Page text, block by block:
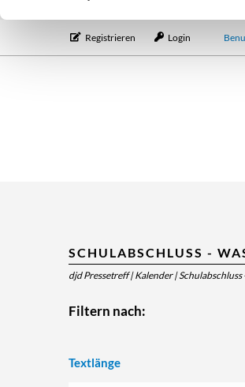
Registrieren Login
SCHULABSCHLUSS -
djd Pressetreff|Kalender|Schulabschluss
Filtern nach:
Textlänge